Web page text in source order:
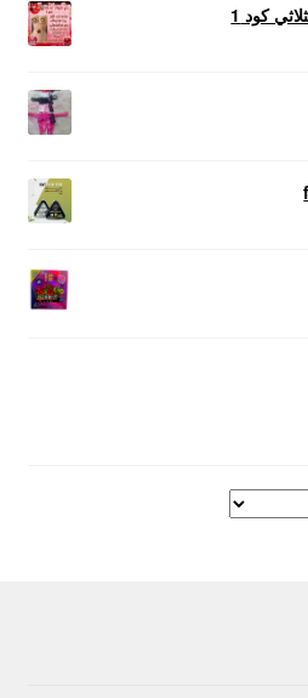
كود 1